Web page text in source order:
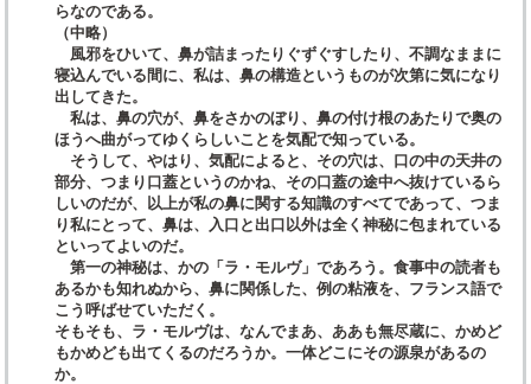
らなのである。
（中略）
風邪をひいて、鼻が詰まったりぐずぐすしたり、不調なままに
寝込んでいる間に、私は、鼻の構造というものが次第に気になり
出してきた。
私は、鼻の穴が、鼻をさかのぼり、鼻の付け根のあたりで奥の
ほうへ曲がってゆくらしいことを気配で知っている。
そうして、やはり、気配によると、その穴は、口の中の天井の
部分、つまり口蓋というのかね、その口蓋の途中へ抜けているら
しいのだが、以上が私の鼻に関する知識のすべてであって、つま
り私にとって、鼻は、入口と出口以外は全く神秘に包まれている
といってよいのだ。
第一の神秘は、かの「ラ・モルヴ」であろう。食事中の読者も
あるかも知れぬから、鼻に関係した、例の粘液を、フランス語で
こう呼ばせていただく。
そもそも、ラ・モルヴは、なんでまあ、ああも無尽蔵に、かめど
もかめども出てくるのだろうか。一体どこにその源泉があるの
か。